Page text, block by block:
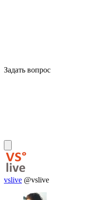
Задать вопрос
vslive @vslive